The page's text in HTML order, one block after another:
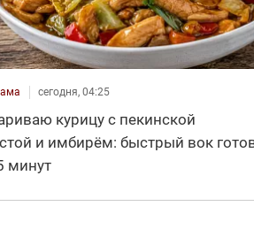
сегодня, 04:25
курицу с пекинской
и имбирём: быстрый вок
минут